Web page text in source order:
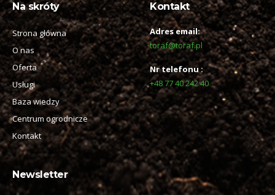
Na skróty
Strona główna
O nas
Oferta
Usługi
Baza wiedzy
Centrum ogrodnicze
Kontakt
Kontakt
Adres email:
toraf@toraf.pl
Nr telefonu :
+48 77 40 242 40
Newsletter